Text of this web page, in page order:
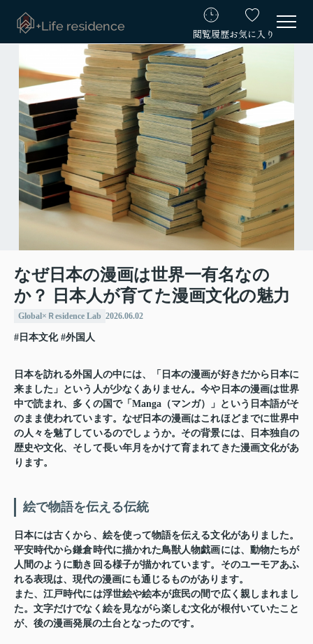
閲覧履歴お気に入り
なぜ日本の漫画は世界一有名なの
か？ 日本人が育てた漫画文化の魅力
Global×Ｒesidence Lab 2026.06.02
#日本文化 #外国人
日本を訪れる外国人の中には、「日本の漫画が好きだから日本に
来ました」という人が少なくありません。今や日本の漫画は世界
中で読まれ、多くの国で「Manga（マンガ）」という日本語がそ
のまま使われています。なぜ日本の漫画はこれほどまでに世界中
の人々を魅了しているのでしょうか。その背景には、日本独自の
歴史や文化、そして長い年月をかけて育まれてきた漫画文化があ
ります。
絵で物語を伝える伝統
日本には古くから、絵を使って物語を伝える文化がありました。
平安時代から鎌倉時代に描かれた鳥獣人物戯画には、動物たちが
人間のように動き回る様子が描かれています。そのユーモアあふ
れる表現は、現代の漫画にも通じるものがあります。
また、江戸時代には浮世絵や絵本が庶民の間で広く親しまれまし
た。文字だけでなく絵を見ながら楽しむ文化が根付いていたこと
が、後の漫画発展の土台となったのです。